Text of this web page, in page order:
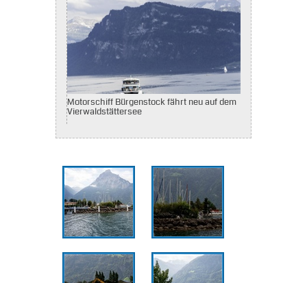
Motorschiff Bürgenstock fährt neu auf dem
Vierwaldstättersee